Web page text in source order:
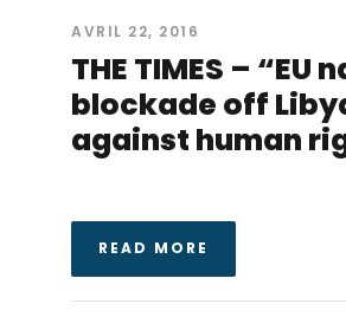
AVRIL 22, 2016
THE TIMES – “EU
blockade off
against human
READ MORE